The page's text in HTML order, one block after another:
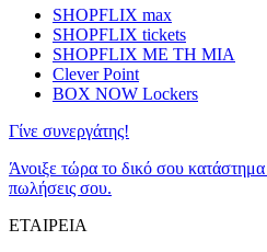
SHOPFLIX max
SHOPFLIX tickets
SHOPFLIX ΜΕ ΤΗ ΜΙΑ
Clever Point
BOX NOW Lockers
Γίνε συνεργάτης!
Άνοιξε τώρα το δικό σου
πωλήσεις σου.
ΕΤΑΙΡΕΙΑ